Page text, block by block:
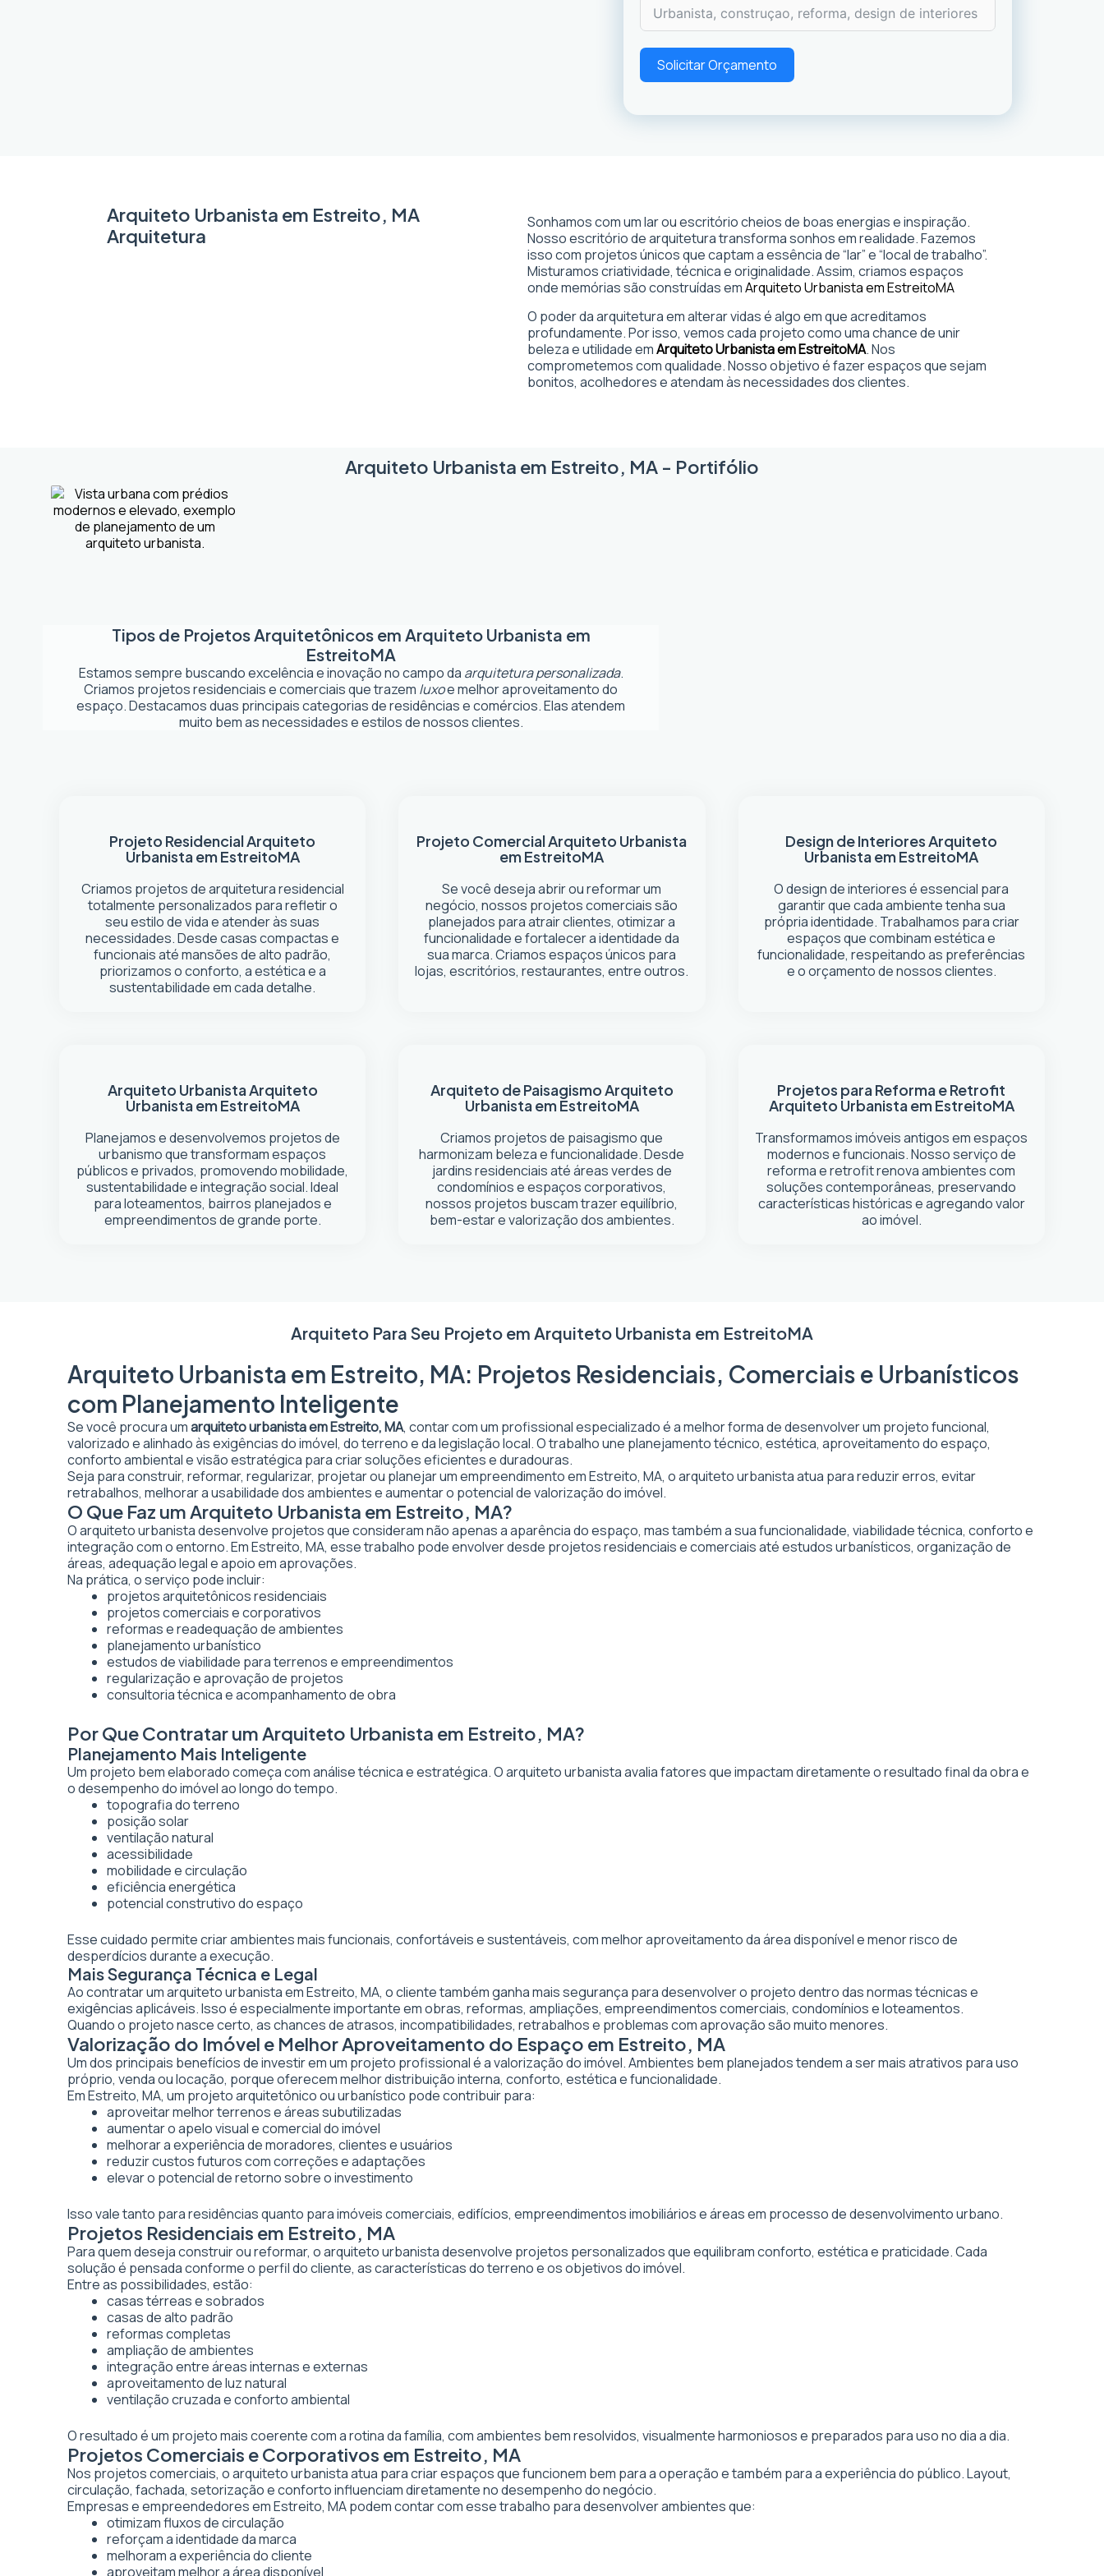
Solicitar Orçamento
Arquiteto Urbanista em Estreito, MA
Arquitetura
Sonhamos com um lar ou escritório cheios de boas energias e inspiração.
Nosso escritório de arquitetura transforma sonhos em realidade. Fazemos
isso com projetos únicos que captam a essência de “lar” e “local de trabalho”.
Misturamos criatividade, técnica e originalidade. Assim, criamos espaços
onde memórias são construídas emArquiteto Urbanista em EstreitoMA
O poder da arquitetura em alterar vidas é algo em que acreditamos
profundamente. Por isso, vemos cada projeto como uma chance de unir
beleza e utilidade emArquiteto Urbanista em EstreitoMA. Nos
comprometemos com qualidade. Nosso objetivo é fazer espaços que sejam
bonitos, acolhedores e atendam às necessidades dos clientes.
Arquiteto Urbanista em Estreito, MA - Portifólio
Tipos de Projetos Arquitetônicos em Arquiteto Urbanista em
EstreitoMA
Estamos sempre buscando excelência e inovação no campo da arquitetura personalizada.
Criamos projetos residenciais e comerciais que trazem luxoe melhor aproveitamento do
espaço. Destacamos duas principais categorias de residências e comércios. Elas atendem
muito bem as necessidades e estilos de nossos clientes.
Projeto ResidencialArquiteto
Urbanista em EstreitoMA
Criamos projetos de arquitetura residencial
totalmente personalizados para refletir o
seu estilo de vida e atender às suas
necessidades. Desde casas compactas e
funcionais até mansões de alto padrão,
priorizamos o conforto, a estética e a
sustentabilidade em cada detalhe.
Projeto ComercialArquiteto Urbanista
em EstreitoMA
Se você deseja abrir ou reformar um
negócio, nossos projetos comerciais são
planejados para atrair clientes, otimizar a
funcionalidade e fortalecer a identidade da
sua marca. Criamos espaços únicos para
lojas, escritórios, restaurantes, entre outros.
Design de InterioresArquiteto
Urbanista em EstreitoMA
O design de interiores é essencial para
garantir que cada ambiente tenha sua
própria identidade. Trabalhamos para criar
espaços que combinam estética e
funcionalidade, respeitando as preferências
e o orçamento de nossos clientes.
Arquiteto UrbanistaArquiteto
Urbanista em EstreitoMA
Planejamos e desenvolvemos projetos de
urbanismo que transformam espaços
públicos e privados, promovendo mobilidade,
sustentabilidade e integração social. Ideal
para loteamentos, bairros planejados e
empreendimentos de grande porte.
Arquiteto de PaisagismoArquiteto
Urbanista em EstreitoMA
Criamos projetos de paisagismo que
harmonizam beleza e funcionalidade. Desde
jardins residenciais até áreas verdes de
condomínios e espaços corporativos,
nossos projetos buscam trazer equilíbrio,
bem-estar e valorização dos ambientes.
Projetos para Reforma e Retrofit
Arquiteto Urbanista em EstreitoMA
Transformamos imóveis antigos em espaços
modernos e funcionais. Nosso serviço de
reforma e retrofit renova ambientes com
soluções contemporâneas, preservando
características históricas e agregando valor
ao imóvel.
Arquiteto Para Seu Projeto em Arquiteto Urbanista em EstreitoMA
Arquiteto Urbanista em Estreito, MA: Projetos Residenciais, Comerciais e Urbanísticos
com Planejamento Inteligente
Se você procura umarquiteto urbanista em Estreito, MA, contar com um profissional especializado é a melhor forma de desenvolver um projeto funcional,
valorizado e alinhado às exigências do imóvel, do terreno e da legislação local. O trabalho une planejamento técnico, estética, aproveitamento do espaço,
conforto ambiental e visão estratégica para criar soluções eficientes e duradouras.
Seja para construir, reformar, regularizar, projetar ou planejar um empreendimento em Estreito, MA, o arquiteto urbanista atua para reduzir erros, evitar
retrabalhos, melhorar a usabilidade dos ambientes e aumentar o potencial de valorização do imóvel.
O Que Faz um Arquiteto Urbanista em Estreito, MA?
O arquiteto urbanista desenvolve projetos que consideram não apenas a aparência do espaço, mas também a sua funcionalidade, viabilidade técnica, conforto e
integração com o entorno. Em Estreito, MA, esse trabalho pode envolver desde projetos residenciais e comerciais até estudos urbanísticos, organização de
áreas, adequação legal e apoio em aprovações.
Na prática, o serviço pode incluir:
projetos arquitetônicos residenciais
projetos comerciais e corporativos
reformas e readequação de ambientes
planejamento urbanístico
estudos de viabilidade para terrenos e empreendimentos
regularização e aprovação de projetos
consultoria técnica e acompanhamento de obra
Por Que Contratar um Arquiteto Urbanista em Estreito, MA?
Planejamento Mais Inteligente
Um projeto bem elaborado começa com análise técnica e estratégica. O arquiteto urbanista avalia fatores que impactam diretamente o resultado final da obra e
o desempenho do imóvel ao longo do tempo.
topografia do terreno
posição solar
ventilação natural
acessibilidade
mobilidade e circulação
eficiência energética
potencial construtivo do espaço
Esse cuidado permite criar ambientes mais funcionais, confortáveis e sustentáveis, com melhor aproveitamento da área disponível e menor risco de
desperdícios durante a execução.
Mais Segurança Técnica e Legal
Ao contratar um arquiteto urbanista em Estreito, MA, o cliente também ganha mais segurança para desenvolver o projeto dentro das normas técnicas e
exigências aplicáveis. Isso é especialmente importante em obras, reformas, ampliações, empreendimentos comerciais, condomínios e loteamentos.
Quando o projeto nasce certo, as chances de atrasos, incompatibilidades, retrabalhos e problemas com aprovação são muito menores.
Valorização do Imóvel e Melhor Aproveitamento do Espaço em Estreito, MA
Um dos principais benefícios de investir em um projeto profissional é a valorização do imóvel. Ambientes bem planejados tendem a ser mais atrativos para uso
próprio, venda ou locação, porque oferecem melhor distribuição interna, conforto, estética e funcionalidade.
Em Estreito, MA, um projeto arquitetônico ou urbanístico pode contribuir para:
aproveitar melhor terrenos e áreas subutilizadas
aumentar o apelo visual e comercial do imóvel
melhorar a experiência de moradores, clientes e usuários
reduzir custos futuros com correções e adaptações
elevar o potencial de retorno sobre o investimento
Isso vale tanto para residências quanto para imóveis comerciais, edifícios, empreendimentos imobiliários e áreas em processo de desenvolvimento urbano.
Projetos Residenciais em Estreito, MA
Para quem deseja construir ou reformar, o arquiteto urbanista desenvolve projetos personalizados que equilibram conforto, estética e praticidade. Cada
solução é pensada conforme o perfil do cliente, as características do terreno e os objetivos do imóvel.
Entre as possibilidades, estão:
casas térreas e sobrados
casas de alto padrão
reformas completas
ampliação de ambientes
integração entre áreas internas e externas
aproveitamento de luz natural
ventilação cruzada e conforto ambiental
O resultado é um projeto mais coerente com a rotina da família, com ambientes bem resolvidos, visualmente harmoniosos e preparados para uso no dia a dia.
Projetos Comerciais e Corporativos em Estreito, MA
Nos projetos comerciais, o arquiteto urbanista atua para criar espaços que funcionem bem para a operação e também para a experiência do público. Layout,
circulação, fachada, setorização e conforto influenciam diretamente no desempenho do negócio.
Empresas e empreendedores em Estreito, MA podem contar com esse trabalho para desenvolver ambientes que:
otimizam fluxos de circulação
reforçam a identidade da marca
melhoram a experiência do cliente
aproveitam melhor a área disponível